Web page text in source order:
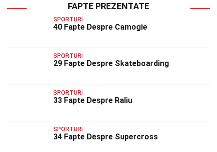
FAPTE PREZENTATE
SPORTURI
40 Fapte Despre Camogie
SPORTURI
29 Fapte Despre Skateboarding
SPORTURI
33 Fapte Despre Raliu
SPORTURI
34 Fapte Despre Supercross